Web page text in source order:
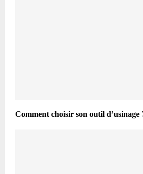
Comment choisir son outil d’usinage